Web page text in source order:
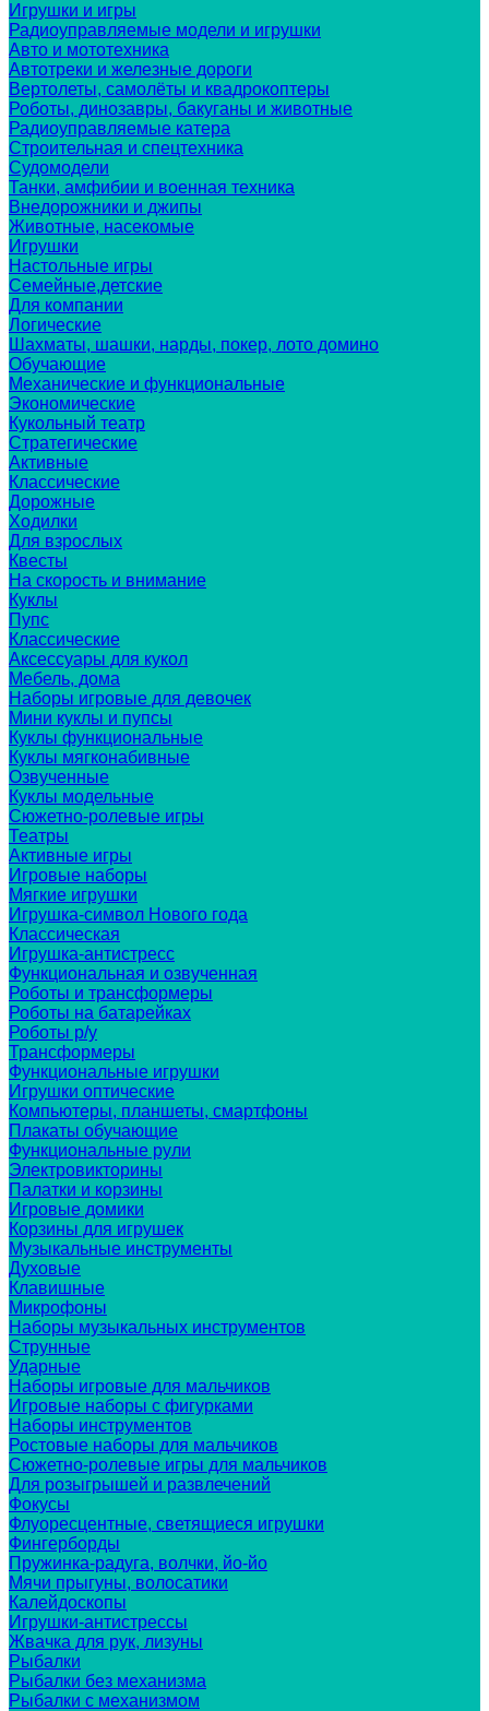
Игрушки и игры
Радиоуправляемые модели и игрушки
Авто и мототехника
Автотреки и железные дороги
Вертолеты, самолёты и квадрокоптеры
Роботы, динозавры, бакуганы и животные
Радиоуправляемые катера
Строительная и спецтехника
Судомодели
Танки, амфибии и военная техника
Внедорожники и джипы
Животные, насекомые
Игрушки
Настольные игры
Семейные,детские
Для компании
Логические
Шахматы, шашки, нарды, покер, лото домино
Обучающие
Механические и функциональные
Экономические
Кукольный театр
Стратегические
Активные
Классические
Дорожные
Ходилки
Для взрослых
Квесты
На скорость и внимание
Куклы
Пупс
Классические
Аксессуары для кукол
Мебель, дома
Наборы игровые для девочек
Мини куклы и пупсы
Куклы функциональные
Куклы мягконабивные
Озвученные
Куклы модельные
Сюжетно-ролевые игры
Театры
Активные игры
Игровые наборы
Мягкие игрушки
Игрушка-символ Нового года
Классическая
Игрушка-антистресс
Функциональная и озвученная
Роботы и трансформеры
Роботы на батарейках
Роботы р/у
Трансформеры
Функциональные игрушки
Игрушки оптические
Компьютеры, планшеты, смартфоны
Плакаты обучающие
Функциональные рули
Электровикторины
Палатки и корзины
Игровые домики
Корзины для игрушек
Музыкальные инструменты
Духовые
Клавишные
Микрофоны
Наборы музыкальных инструментов
Струнные
Ударные
Наборы игровые для мальчиков
Игровые наборы с фигурками
Наборы инструментов
Ростовые наборы для мальчиков
Сюжетно-ролевые игры для мальчиков
Для розыгрышей и развлечений
Фокусы
Флуоресцентные, светящиеся игрушки
Фингерборды
Пружинка-радуга, волчки, йо-йо
Мячи прыгуны, волосатики
Калейдоскопы
Игрушки-антистрессы
Жвачка для рук, лизуны
Рыбалки
Рыбалки без механизма
Рыбалки с механизмом